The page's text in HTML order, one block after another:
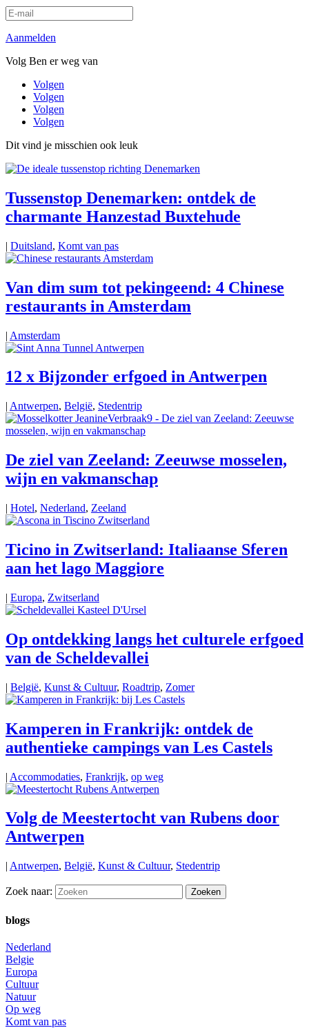
Aanmelden
Volg Ben er weg van
Volgen
Volgen
Volgen
Volgen
Dit vind je misschien ook leuk
Tussenstop Denemarken: ontdek de
charmante Hanzestad Buxtehude
| Duitsland, Komt van pas
Van dim sum tot pekingeend: 4 Chinese
restaurants in Amsterdam
| Amsterdam
12 x Bijzonder erfgoed in Antwerpen
| Antwerpen, België, Stedentrip
De ziel van Zeeland: Zeeuwse mosselen,
wijn en vakmanschap
| Hotel, Nederland, Zeeland
Ticino in Zwitserland: Italiaanse Sferen
aan het lago Maggiore
| Europa, Zwitserland
Op ontdekking langs het culturele erfgoed
van de Scheldevallei
| België, Kunst & Cultuur, Roadtrip, Zomer
Kamperen in Frankrijk: ontdek de
authentieke campings van Les Castels
| Accommodaties, Frankrijk, op weg
Volg de Meestertocht van Rubens door
Antwerpen
| Antwerpen, België, Kunst & Cultuur, Stedentrip
Zoek naar:
blogs
Nederland
Belgie
Europa
Cultuur
Natuur
Op weg
Komt van pas